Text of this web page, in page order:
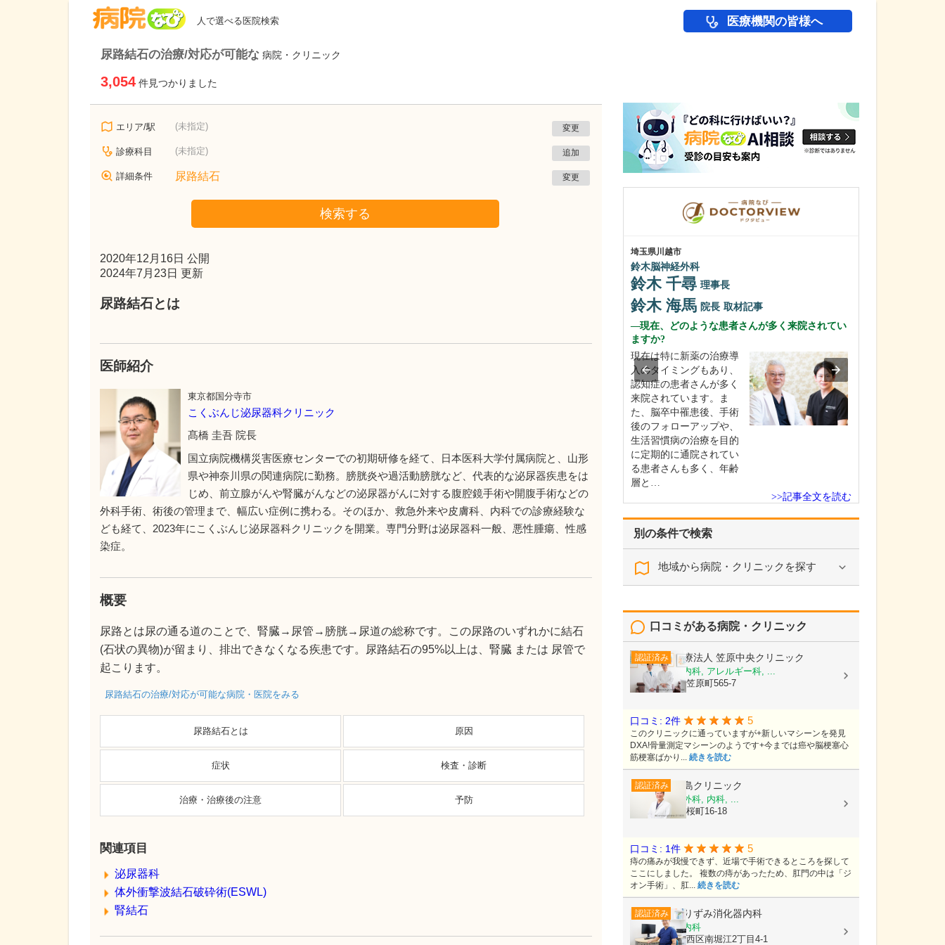
人で選べる医院検索 医療機関の皆様へ
尿路結石の治療/対応が可能な 病院・クリニック
3,054 件見つかりました
エリア/駅 (未指定) 変更
診療科目 (未指定) 追加
詳細条件 尿路結石 変更
検索する
2020年12月16日 公開
2024年7月23日 更新
尿路結石とは
医師紹介
東京都国分寺市
こくぶんじ泌尿器科クリニック
髙橋 圭吾 院長
国立病院機構災害医療センターでの初期研修を経て、日本医科大学付属病院と、山形
県や神奈川県の関連病院に勤務。膀胱炎や過活動膀胱など、代表的な泌尿器疾患をは
じめ、前立腺がんや腎臓がんなどの泌尿器がんに対する腹腔鏡手術や開腹手術などの
外科手術、術後の管理まで、幅広い症例に携わる。そのほか、救急外来や皮膚科、内科での診療経験な
ども経て、2023年にこくぶんじ泌尿器科クリニックを開業。専門分野は泌尿器科一般、悪性腫瘍、性感
染症。
概要
尿路とは尿の通る道のことで、腎臓→尿管→膀胱→尿道の総称です。この尿路のいずれかに結石
(石状の異物)が留まり、排出できなくなる疾患です。尿路結石の95%以上は、腎臓 または 尿管で
起こります。
尿路結石の治療/対応が可能な病院・医院をみる
尿路結石とは 原因
症状 検査・診断
治療・治療後の注意 予防
関連項目
泌尿器科
体外衝撃波結石破砕術(ESWL)
腎結石
別の条件で検索
地域から病院・クリニックを探す
口コミがある病院・クリニック
認証済み 医療法人 笠原中央クリニック
内科, 糖尿病内科, アレルギー科, ...
茨城県水戸市笠原町565-7
口コミ: 2件 5
このクリニックに通っていますが+新しいマシーンを発見
DXA!骨量測定マシーンのようです+今までは癌や脳梗塞心
筋梗塞ばかり... 続きを読む
認証済み 尾島クリニック
消化器内科, 外科, 内科, ...
富山県射水市桜町16-18
口コミ: 1件 5
痔の痛みが我慢できず、近場で手術できるところを探して
ここにしました。 複数の痔があったため、肛門の中は「ジ
オン手術」、肛... 続きを読む
認証済み ありずみ消化器内科
内科, 消化器内科
大阪府大阪市西区南堀江2丁目4-1
…
>>記事全文を読む
埼玉県川越市
鈴木脳神経外科
鈴木 千尋 理事長
鈴木 海馬 院長 取材記事
現在、どのような患者さんが多く来院されてい
ますか?
現在は特に新薬の治療導
入のタイミングもあり、
認知症の患者さんが多く
来院されています。ま
た、脳卒中罹患後、手術
後のフォローアップや、
生活習慣病の治療を目的
に定期的に通院されてい
る患者さんも多く、年齢
層と…
>>記事全文を読む